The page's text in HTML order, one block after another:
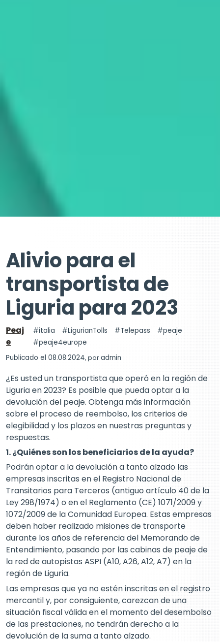
Alivio para el
transportista de
Liguria para 2023
Peaj
e
italia LigurianTolls Telepass
peaje
peaje4europe
Publicado el 08.08.2024, poradmin
¿Es usted un transportista que operó en la región de
Liguria en 2023? Es posible que pueda optar a la
devolución del peaje. Obtenga más información
sobre el proceso de reembolso, los criterios de
elegibilidad y los plazos en nuestras preguntas y
respuestas.
1. ¿Quiénes son los beneficiarios de la ayuda?
Podrán optar a la devolución a tanto alzado las
empresas inscritas en el Registro Nacional de
Transitarios para Terceros (antiguo artículo 40 de la
Ley 298/1974) o en el Reglamento (CE) 1071/2009 y
1072/2009 de la Comunidad Europea. Estas empresas
deben haber realizado misiones de transporte
durante los años de referencia del Memorando de
Entendimiento, pasando por las cabinas de peaje de
la red de autopistas ASPI (A10, A26, A12, A7) en la
región de Liguria.
Las empresas que ya no estén inscritas en el registro
mercantil y, por consiguiente, carezcan de una
situación fiscal válida en el momento del desembolso
de las prestaciones, no tendrán derecho a la
devolución de la suma a tanto alzado.